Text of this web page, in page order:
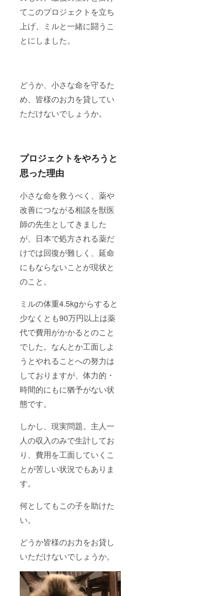
てこのプロジェクトを立ち
上げ、ミルと一緒に闘うこ
とにしました。
どうか、小さな命を守るた
め、皆様のお力を貸してい
ただけないでしょうか。
プロジェクトをやろうと
思った理由
小さな命を救うべく、薬や
改善につながる相談を獣医
師の先生としてきました
が、日本で処方される薬だ
けでは回復が難しく、延命
にもならないことが現状と
のこと。
ミルの体重4.5kgからすると
少なくとも90万円以上は薬
代で費用がかかるとのこと
でした。なんとか工面しよ
うとやれることへの努力は
しておりますが、体力的・
時間的にもに猶予がない状
態です。
しかし、現実問題。主人一
人の収入のみで生計してお
り、費用を工面していくこ
とが苦しい状況でもありま
す。
何としてもこの子を助けた
い。
どうか皆様のお力をお貸し
いただけないでしょうか。